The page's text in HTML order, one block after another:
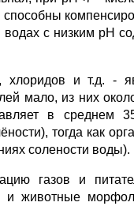
с низким рН
хлоридов и т.д. -
мало, из них
в среднем
тогда как
солености воды).
газов и
животные